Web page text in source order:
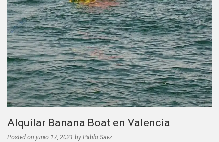
Alquilar Banana Boat en Valencia
Posted on junio 17, 2021 by Pablo Saez